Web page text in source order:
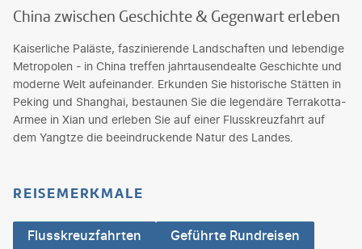
China zwischen Geschichte & Gegenwart erleben
Kaiserliche Paläste, faszinierende Landschaften und lebendige
Metropolen - in China treffen jahrtausendealte Geschichte und
moderne Welt aufeinander. Erkunden Sie historische Stätten in
Peking und Shanghai, bestaunen Sie die legendäre Terrakotta-
Armee in Xian und erleben Sie auf einer Flusskreuzfahrt auf
dem Yangtze die beeindruckende Natur des Landes.
REISEMERKMALE
Flusskreuzfahrten
Geführte Rundreisen